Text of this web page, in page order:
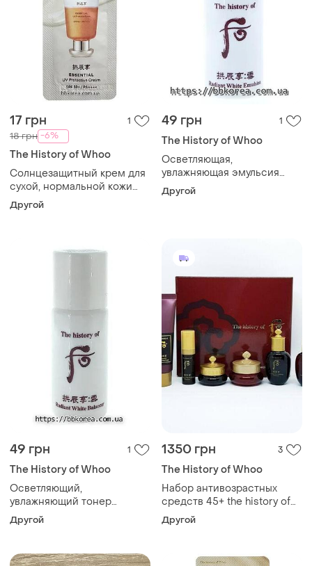
17 грн 1
18 грн -6%
The History of Whoo
Солнцезащитный крем для
сухой, нормальной кожи
пробник the history of whoo
essential uv protective
Другой
49 грн 1
The History of Whoo
Осветляющая,
увлажняющая эмульсия
пробник the history of whoo
radiant white emulsion
Другой
49 грн 1
The History of Whoo
Осветляющий,
увлажняющий тонер
пробник the history of whoo
radiant white balanser
Другой
1350 грн 3
The History of Whoo
Набор антивозрастных
средств 45+ the history of
whoo jinyulhyang special gift
set 6
Другой